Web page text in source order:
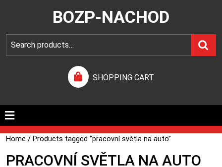
BOZP-NACHOD
SHOPPING CART
Home / Products tagged “pracovní světla na auto”
PRACOVNÍ SVĚTLA NA AUTO